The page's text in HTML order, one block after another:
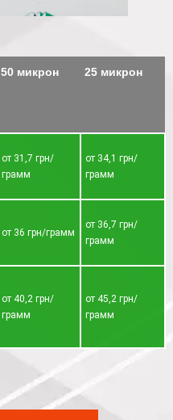
50 микрон 25 микрон
от 31,7 грн/
грамм
от 34,1 грн/
грамм
от 36 грн/грамм
от 36,7 грн/
грамм
от 40,2 грн/
грамм
от 45,2 грн/
грамм